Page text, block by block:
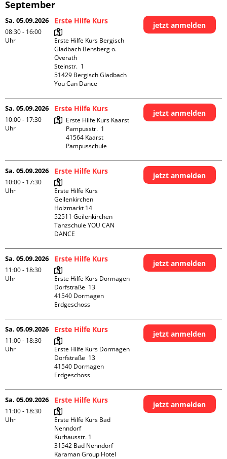
September
Sa. 05.09.2026
08:30 - 16:00
Uhr
Erste Hilfe Kurs
Erste Hilfe Kurs Bergisch
Gladbach Bensberg o.
Overath
Steinstr.  1
51429 Bergisch Gladbach
You Can Dance
jetzt anmelden
Sa. 05.09.2026
10:00 - 17:30
Uhr
Erste Hilfe Kurs
Erste Hilfe Kurs Kaarst
Pampusstr.  1
41564 Kaarst
Pampusschule
jetzt anmelden
Sa. 05.09.2026
10:00 - 17:30
Uhr
Erste Hilfe Kurs
Erste Hilfe Kurs
Geilenkirchen
Holzmarkt 14
52511 Geilenkirchen
Tanzschule YOU CAN
DANCE
jetzt anmelden
Sa. 05.09.2026
11:00 - 18:30
Uhr
Erste Hilfe Kurs
Erste Hilfe Kurs Dormagen
Dorfstraße  13
41540 Dormagen
Erdgeschoss
jetzt anmelden
Sa. 05.09.2026
11:00 - 18:30
Uhr
Erste Hilfe Kurs
Erste Hilfe Kurs Dormagen
Dorfstraße  13
41540 Dormagen
Erdgeschoss
jetzt anmelden
Sa. 05.09.2026
11:00 - 18:30
Uhr
Erste Hilfe Kurs
Erste Hilfe Kurs Bad
Nenndorf
Kurhausstr. 1
31542 Bad Nenndorf
Karaman Group Hotel
jetzt anmelden